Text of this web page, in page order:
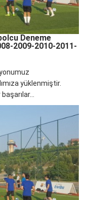
Deneme
2009-2010-2011-
yüklenmiştir.